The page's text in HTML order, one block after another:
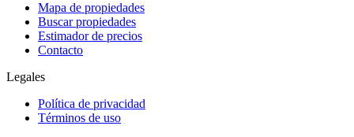
Mapa de propiedades
Buscar propiedades
Estimador de precios
Contacto
Legales
Política de privacidad
Términos de uso